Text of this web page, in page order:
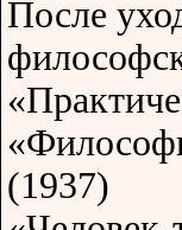
После
(1937)